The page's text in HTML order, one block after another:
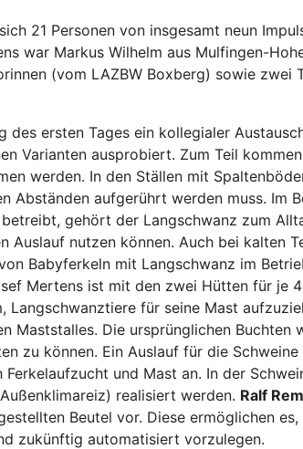
21 Personen von insgesamt neun
war Markus Wilhelm aus Mulfingen-
(vom LAZBW Boxberg) sowie zwei
ersten Tages ein kollegialer
Varianten ausprobiert. Zum Teil
werden. In den Ställen mit
Abständen aufgerührt werden muss. Im
gehört der Langschwanz zum
Auslauf nutzen können. Auch bei kalten
Babyferkeln mit Langschwanz im
Mertens ist mit den zwei Hütten für je
für seine Mast
Maststalles. Die ursprünglichen Buchten
zu können. Ein Auslauf für die
und Mast an. In der
realisiert werden. Ralf
Beutel vor. Diese ermöglichen
zukünftig automatisiert vorzulegen.